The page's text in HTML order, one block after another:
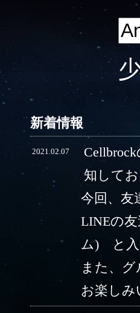
新着情報
2021.02.07
知して
今回、友
LINEの
ム) と入
また、
お楽しみ